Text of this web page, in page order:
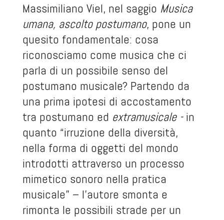
Massimiliano Viel, nel saggio Musica
umana, ascolto postumano, pone un
quesito fondamentale: cosa
riconosciamo come musica che ci
parla di un possibile senso del
postumano musicale? Partendo da
una prima ipotesi di accostamento
tra postumano ed extramusicale -in
quanto “irruzione della diversità,
nella forma di oggetti del mondo
introdotti attraverso un processo
mimetico sonoro nella pratica
musicale” – l’autore smonta e
rimonta le possibili strade per un